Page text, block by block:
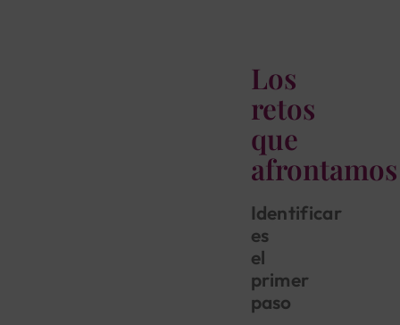
Los
retos
que
afrontamos
Identificar
es
el
primer
paso